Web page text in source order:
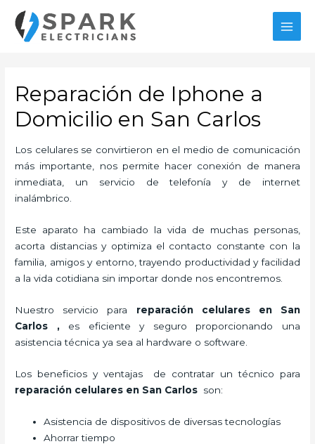
contenido
Reparación de Iphone a
Domicilio en San Carlos
Los celulares se convirtieron en el medio de comunicación
más importante, nos permite hacer conexión de manera
inmediata, un servicio de telefonía y de internet
inalámbrico.
Este aparato ha cambiado la vida de muchas personas,
acorta distancias y optimiza el contacto constante con la
familia, amigos y entorno, trayendo productividad y facilidad
a la vida cotidiana sin importar donde nos encontremos.
Nuestro servicio para reparación celulares
en San
Carlos
,es eficiente y seguro proporcionando una
asistencia técnica ya sea al hardware o software.
Los beneficios y ventajas de contratar un técnico para
reparación celulares en San Carlos son:
Asistencia de dispositivos de diversas tecnologías
Ahorrar tiempo